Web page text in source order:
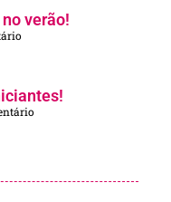
verão!